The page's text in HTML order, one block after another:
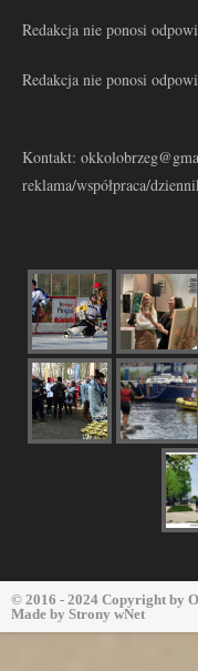
Redakcja nie ponosi
Redakcja nie ponosi
Kontakt:
reklama/współpraca/
© 2016 - 2024 Copyright by
Made by Strony wNet